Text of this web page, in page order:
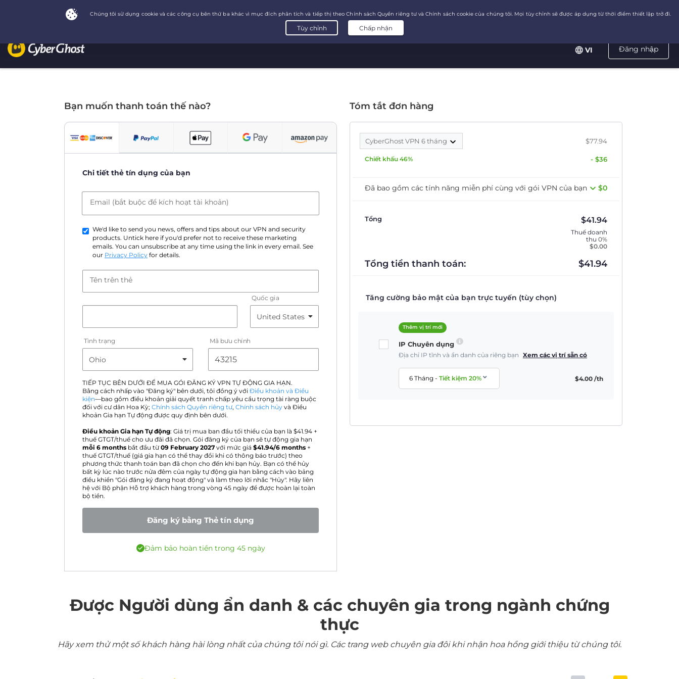
Đăng nhập
VI
Bạn muốn thanh toán thế nào?
Chi tiết thẻ tín dụng của bạn
Email (bắt buộc để kích hoạt tài khoản)
We'd like to send you news, offers and tips about our VPN and security
products. Untick here if you'd prefer not to receive these marketing
emails. You can unsubscribe at any time using the link in every email. See
our Privacy Policy for details.
Tên trên thẻ
Quốc gia
Tình trạng Mã bưu chính
TIẾP TỤC BÊN DƯỚI ĐỂ MUA GÓI ĐĂNG KÝ VPN TỰ ĐỘNG GIA HẠN.
Bằng cách nhấp vào "Đăng ký" bên dưới, tôi đồng ý với Điều khoản và Điều
kiện—bao gồm điều khoản giải quyết tranh chấp yêu cầu trọng tài ràng buộc
đối với cư dân Hoa Kỳ; Chính sách Quyền riêng tư, Chính sách hủy và Điều
khoản Gia hạn Tự động được quy định bên dưới.
Điều khoản Gia hạn Tự động: Giá trị mua ban đầu tối thiểu của bạn là $41.94 +
thuế GTGT/thuế cho ưu đãi đã chọn. Gói đăng ký của bạn sẽ tự động gia hạn
mỗi 6 months bắt đầu từ 09 February 2027 với mức giá $41.94/6 months +
thuế GTGT/thuế (giá gia hạn có thể thay đổi khi có thông báo trước) theo
phương thức thanh toán bạn đã chọn cho đến khi bạn hủy. Bạn có thể hủy
bất kỳ lúc nào trước nửa đêm của ngày tự động gia hạn bằng cách vào bảng
điều khiển "Gói đăng ký đang hoạt động" và làm theo lời nhắc "Hủy". Hãy liên
hệ với Bộ phận Hỗ trợ khách hàng trong vòng 45 ngày để được hoàn lại toàn
bộ tiền.
Đăng ký bằng Thẻ tín dụng
Đảm bảo hoàn tiền trong 45 ngày
Tóm tắt đơn hàng
CyberGhost VPN 6 tháng $77.94
Chiết khấu 46% - $36
Đã bao gồm các tính năng miễn phí cùng với gói VPN của bạn $0
Tổng $41.94
Thuế doanh
thu 0%
$0.00
Tổng tiền thanh toán: $41.94
Tăng cường bảo mật của bạn trực tuyến (tùy chọn)
Thêm vị trí mới
IP Chuyên dụng
Địa chỉ IP tĩnh và ẩn danh của riêng bạn Xem các vị trí sẵn có
6 Tháng-Tiết kiệm20% $4.00 /th
Được Người dùng ẩn danh & các chuyên gia trong ngành chứng
thực
Hãy xem thử một số khách hàng hài lòng nhất của chúng tôi nói gì. Các trang web chuyên gia đôi khi nhận hoa hồng giới thiệu từ chúng tôi.